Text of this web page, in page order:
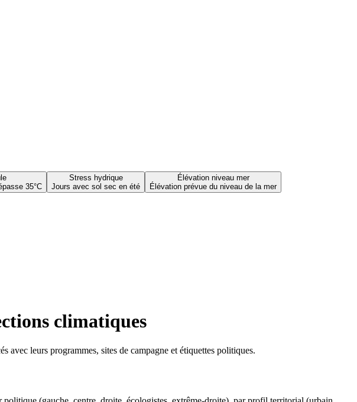
35°C
Stress hydrique
Jours avec sol sec en été
Élévation niveau mer
Élévation prévue du niveau de la mer
climatiques
avec leurs programmes, sites de campagne et étiquettes politiques.